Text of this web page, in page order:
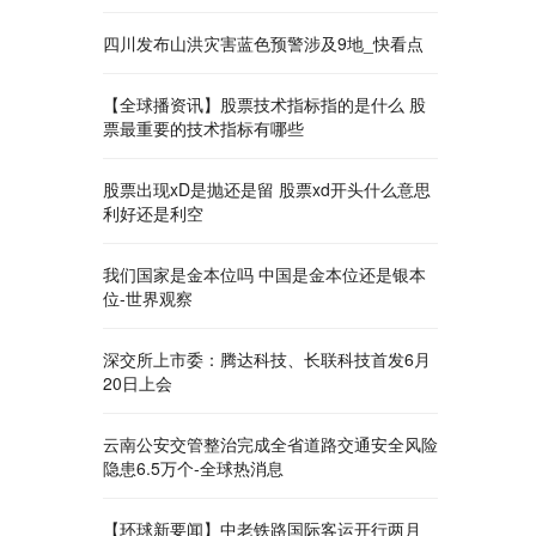
四川发布山洪灾害蓝色预警涉及9地_快看点
【全球播资讯】股票技术指标指的是什么 股
票最重要的技术指标有哪些
股票出现xD是抛还是留 股票xd开头什么意思
利好还是利空
我们国家是金本位吗 中国是金本位还是银本
位-世界观察
深交所上市委：腾达科技、长联科技首发6月
20日上会
云南公安交管整治完成全省道路交通安全风险
隐患6.5万个-全球热消息
【环球新要闻】中老铁路国际客运开行两月